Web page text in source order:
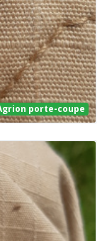
porte-coupe